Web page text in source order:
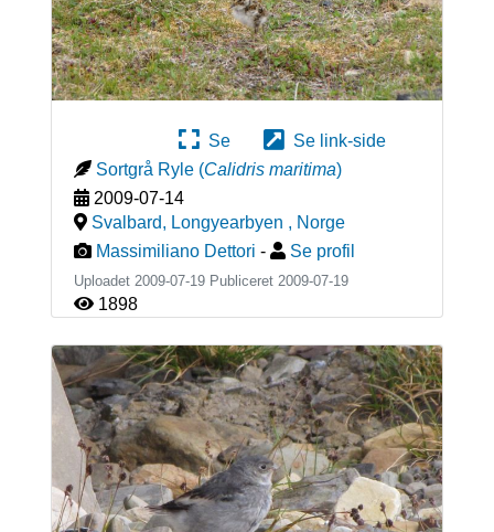
Se
Se link-side
Sortgrå Ryle (Calidris maritima)
2009-07-14
Svalbard, Longyearbyen , Norge
Massimiliano Dettori - Se profil
Uploadet 2009-07-19 Publiceret 2009-07-19
1898